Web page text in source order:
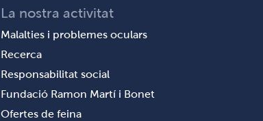
La nostra activitat
Malalties i problemes oculars
Recerca
Responsabilitat social
Fundació Ramon Martí i Bonet
Ofertes de feina